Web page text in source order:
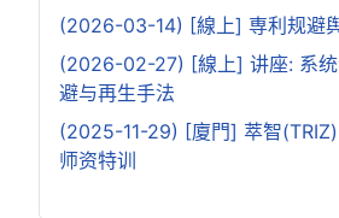
(2026-03-14) [線上] 専利规避
(2026-02-27) [線上] 讲座: 系统
避与再生手法
(2025-11-29) [廈門] 萃智
师资特训